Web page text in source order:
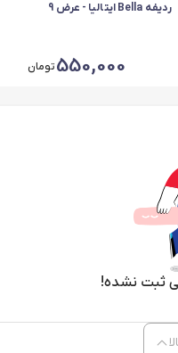
ردیفه Bella ایتالیا - عرض 9
550,000تومان
ثبت نشده!